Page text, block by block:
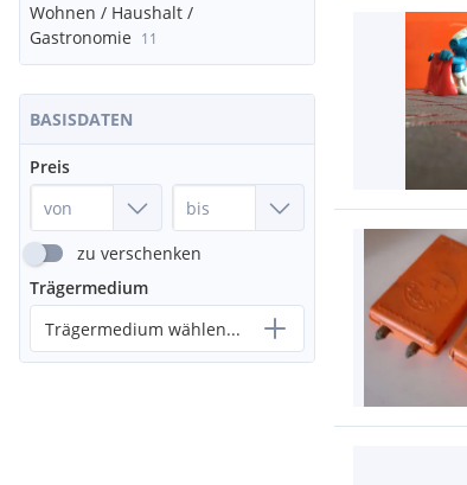
Wohnen / Haushalt /
Gastronomie 11
BASISDATEN
Preis
zu verschenken
Trägermedium
Trägermedium wählen...